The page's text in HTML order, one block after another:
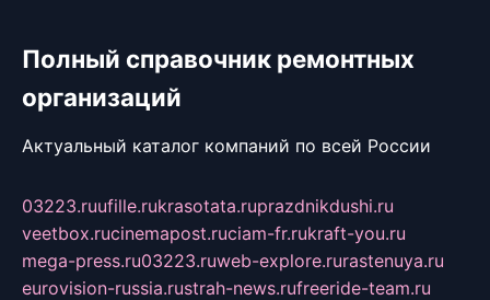
Полный справочник ремонтных
организаций
Актуальный каталог компаний по всей России
03223.ruufille.rukrasotata.ruprazdnikdushi.ru
veetbox.rucinemapost.ruciam-fr.rukraft-you.ru
mega-press.ru03223.ruweb-explore.rurastenuya.ru
eurovision-russia.rustrah-news.rufreeride-team.ru